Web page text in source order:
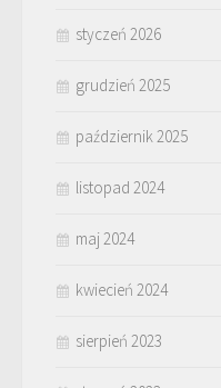
styczeń 2026
grudzień 2025
październik 2025
listopad 2024
maj 2024
kwiecień 2024
sierpień 2023